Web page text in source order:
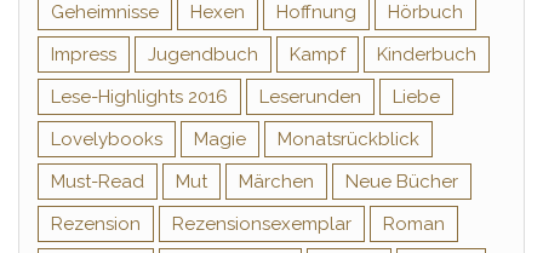
Geheimnisse
Hexen Hoffnung
Hörbuch
Impress
Jugendbuch Kampf
Kinderbuch
Lese-Highlights 2016
Leserunden
Liebe
Lovelybooks
Magie
Monatsrückblick
Must-Read
Mut Märchen
Neue Bücher
Rezension
Rezensionsexemplar
Roman